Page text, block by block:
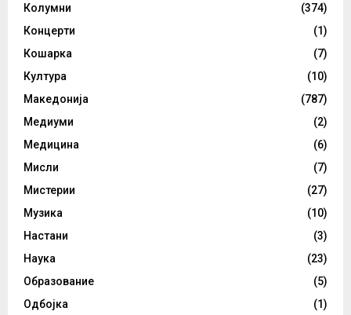
Колумни
(374)
Концерти
(1)
Кошарка
(7)
Култура
(10)
Македонија
(787)
Медиуми
(2)
Медицина
(6)
Мисли
(7)
Мистерии
(27)
Музика
(10)
Настани
(3)
Наука
(23)
Образование
(5)
Одбојка
(1)